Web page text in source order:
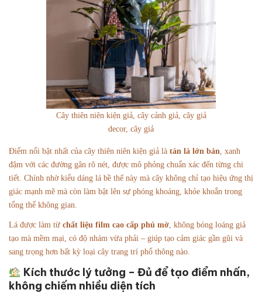
Cây thiên niên kiện giả, cây cảnh giả, cây giả
decor, cây giả
Điểm nổi bật nhất của cây thiên niên kiện giả là tán lá lớn bản , xanh
đậm với các đường gân rõ nét, được mô phỏng chuẩn xác đến từng chi
tiết. Chính nhờ kiểu dáng lá bề thế này mà cây không chỉ tạo hiệu ứng thị
giác mạnh mẽ mà còn làm bật lên sự phóng khoáng, khỏe khoắn trong
tổng thể không gian.
Lá được làm từ chất liệu film cao cấp phủ mờ, không bóng loáng giả
tạo mà mềm mại, có độ nhám vừa phải – giúp tạo cảm giác gần gũi và
sang trọng hơn bất kỳ loại cây trang trí phổ thông nào.
Kích thước lý tưởng – Đủ để tạo điểm nhấn,
không chiếm nhiều diện tích